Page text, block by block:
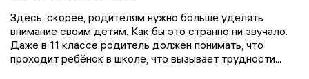
Здесь, скорее, родителям нужно больше уделять
внимание своим детям. Как бы это странно ни звучало.
Даже в 11 классе родитель должен понимать, что
проходит ребёнок в школе, что вызывает трудности...